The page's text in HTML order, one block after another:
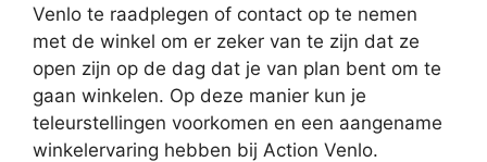
Venlo te raadplegen of contact op te nemen
met de winkel om er zeker van te zijn dat ze
open zijn op de dag dat je van plan bent om te
gaan winkelen. Op deze manier kun je
teleurstellingen voorkomen en een aangename
winkelervaring hebben bij Action Venlo.